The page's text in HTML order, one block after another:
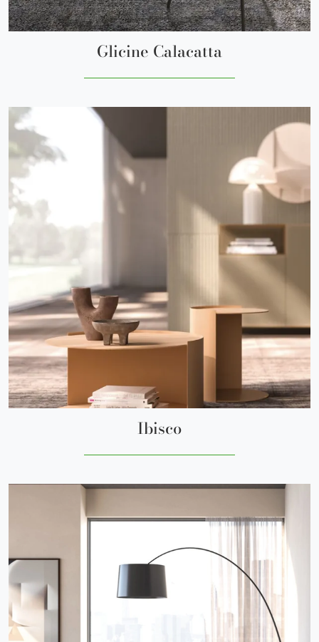
Glicine Calacatta
Ibisco